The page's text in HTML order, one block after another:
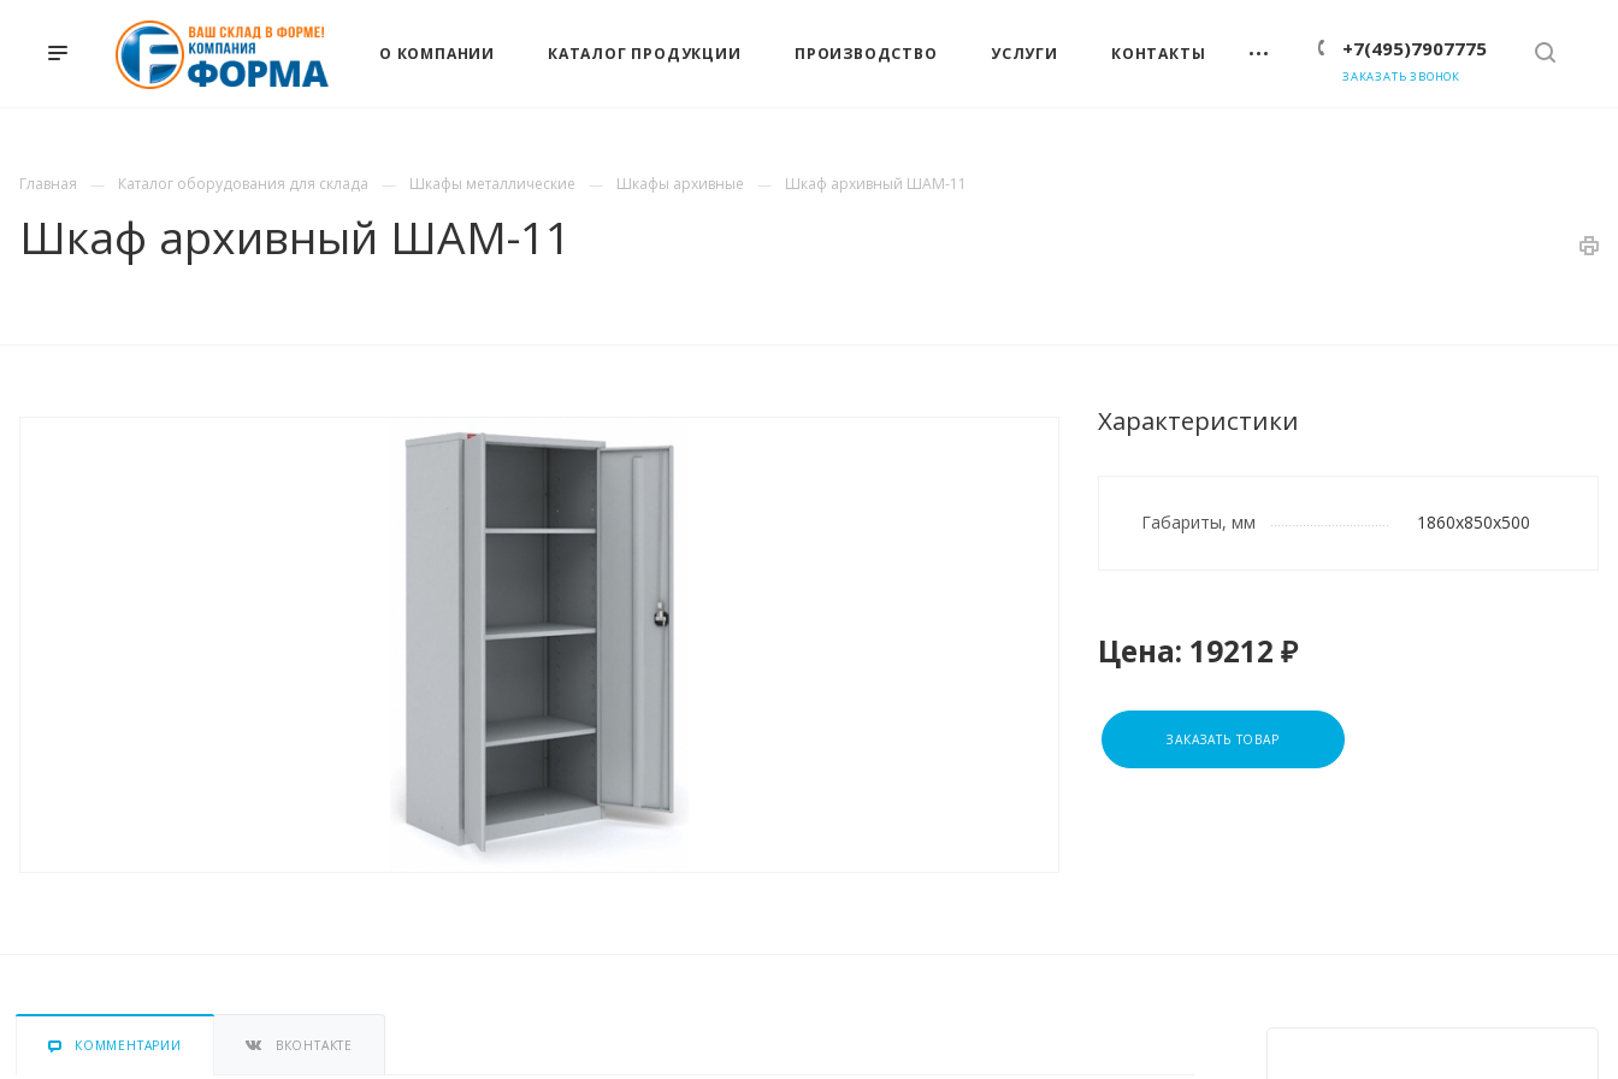
+7(495)7907775
ЗАКАЗАТЬ ЗВОНОК
О КОМПАНИИ КАТАЛОГ ПРОДУКЦИИ ПРОИЗВОДСТВО УСЛУГИ КОНТАКТЫ
Главная Каталог оборудования для склада Шкафы металлические Шкафы архивные Шкаф архивный ШАМ-11
Шкаф архивный ШАМ-11
Характеристики
Габариты, мм 1860x850x500
Цена: 19212 ₽
ЗАКАЗАТЬ ТОВАР
КОММЕНТАРИИ ВКОНТАКТЕ